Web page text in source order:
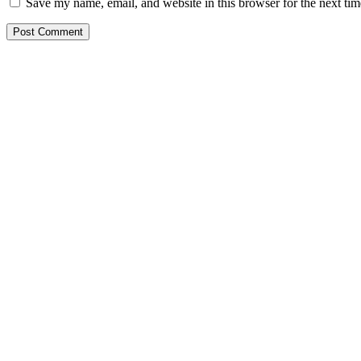
Save my name, email, and website in this browser for the next